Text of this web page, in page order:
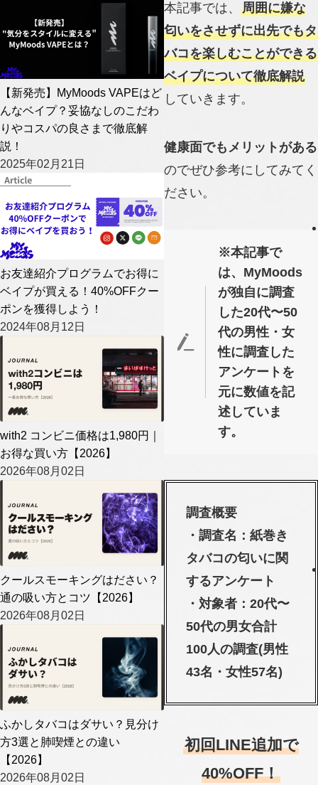
【新発売】MyMoods VAPEはど
んなベイプ？妥協なしのこだわ
りやコスパの良さまで徹底解
説！
2025年02月21日
お友達紹介プログラムでお得に
ベイプが買える！40%OFFクー
ポンを獲得しよう！
2024年08月12日
with2 コンビニ価格は1,980円｜
お得な買い方【2026】
2026年08月02日
クールスモーキングはださい？
通の吸い方とコツ【2026】
2026年08月02日
ふかしタバコはダサい？見分け
方3選と肺喫煙との違い
【2026】
2026年08月02日
本記事では、周囲に嫌な
匂いをさせずに出先でもタ
バコを楽しむことができる
ベイプについて徹底解説
していきます。
健康面でもメリットがある
のでぜひ参考にしてみてく
ださい。
※本記事で
は、MyMoods
が独自に調査
した20代〜50
代の男性・女
性に調査した
アンケートを
元に数値を記
述していま
す。
調査概要
・調査名：紙巻き
タバコの匂いに関
するアンケート
・対象者：20代〜
50代の男女合計
100人の調査(男性
43名・女性57名)
初回LINE追加で
40%OFF！